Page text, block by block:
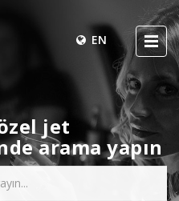
EN
jet
arama yapın